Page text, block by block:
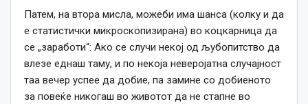
Патем, на втора мисла, можеби има шанса (колку и да
е статистички микроскопизирана) во коцкарница да
се „заработи“: Ако се случи некој од љубопитство да
влезе еднаш таму, и по некоја неверојатна случајност
таа вечер успее да добие, па замине со добиеното
за повеќе никогаш во животот да не стапне во